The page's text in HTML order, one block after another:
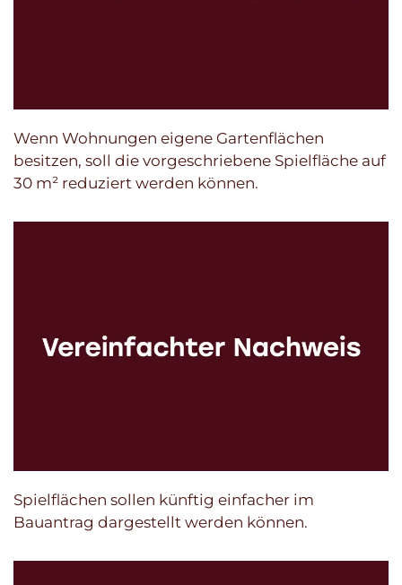
Wenn Wohnungen eigene Gartenflächen
besitzen, soll die vorgeschriebene Spielfläche auf
30 m² reduziert werden können.
Spielflächen sollen künftig einfacher im
Bauantrag dargestellt werden können.